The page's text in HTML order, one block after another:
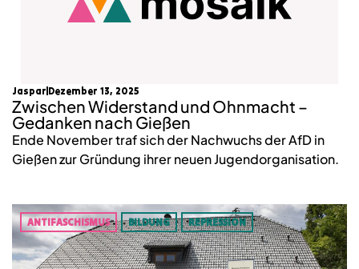
Jaspar Dezember 13, 2025
Zwischen Widerstand und Ohnmacht –
Gedanken nach Gießen
Ende November traf sich der Nachwuchs der AfD in
Gießen zur Gründung ihrer neuen Jugendorganisation.
ANTIFASCHISMUS BILDUNG REPRESSION